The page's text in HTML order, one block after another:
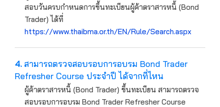
สอบวันครบกำหนดการขึ้นทะเบียนผู้ค้าตราสารหนี้ (Bond
Trader) ได้ที่
https://www.thaibma.or.th/EN/Rule/Search.aspx
4.สามารถตรวจสอบรอบการอบรม Bond Trader
Refresher Course ประจำปี ได้จากที่ไหน
ผู้ค้าตราสารหนี้ (Bond Trader) ขึ้นทะเบียน สามารถตรวจ
สอบรอบการอบรม Bond Trader Refresher Course